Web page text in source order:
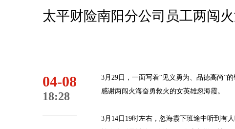
太平财险南阳分公司员工两闯
04-08
18:28
3月29日，一面写着“见义勇为、品德高尚”
感谢两闯火海奋勇救火的女英雄忽海霞。
3月14日19时左右，忽海霞下班途中听到有